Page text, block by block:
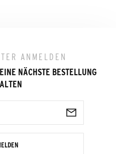
ANMELDEN
NÄCHSTE BESTELLUNG